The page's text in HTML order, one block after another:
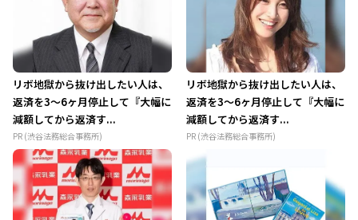
リボ地獄から抜け出したい人は、
返済を3～6ヶ月停止して『大幅に
減額してから返済す...
PR (渋谷法務総合事務所)
リボ地獄から抜け出したい人は、
返済を3～6ヶ月停止して『大幅に
減額してから返済す...
PR (渋谷法務総合事務所)